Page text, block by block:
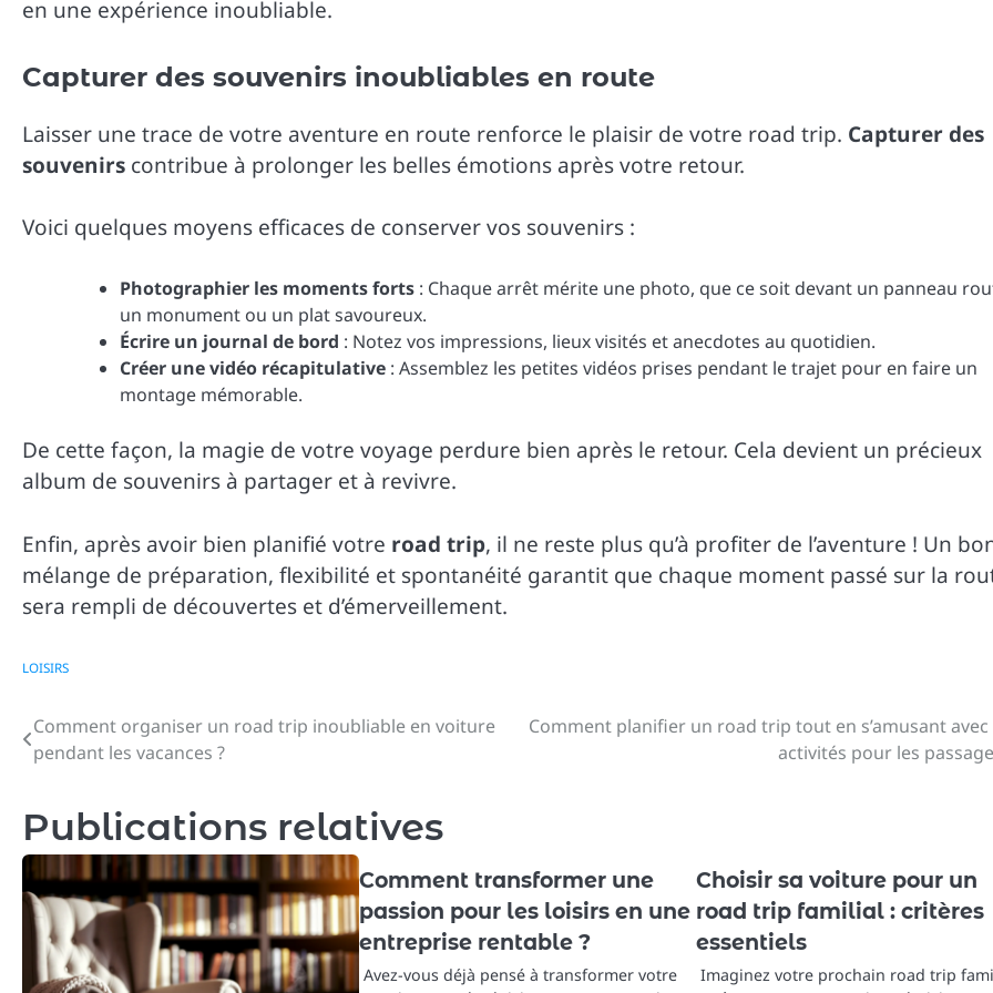
en une expérience inoubliable.
Capturer des souvenirs inoubliables en route
Laisser une trace de votre aventure en route renforce le plaisir de votre road trip. Capturer des
souvenirs contribue à prolonger les belles émotions après votre retour.
Voici quelques moyens efficaces de conserver vos souvenirs :
Photographier les moments forts : Chaque arrêt mérite une photo, que ce soit devant un panneau
un monument ou un plat savoureux.
Écrire un journal de bord : Notez vos impressions, lieux visités et anecdotes au quotidien.
Créer une vidéo récapitulative : Assemblez les petites vidéos prises pendant le trajet pour en faire un
montage mémorable.
De cette façon, la magie de votre voyage perdure bien après le retour. Cela devient un précieux
album de souvenirs à partager et à revivre.
Enfin, après avoir bien planifié votre road trip, il ne reste plus qu’à profiter de l’aventure ! Un
mélange de préparation, flexibilité et spontanéité garantit que chaque moment passé sur la
sera rempli de découvertes et d’émerveillement.
LOISIRS
Navigation
de
l’article
Comment organiser un road trip inoubliable en voiture
pendant les vacances ?
Comment planifier un road trip tout en s’amusant avec
activités pour les
Publications relatives
Comment transformer une
passion pour les loisirs en une
entreprise rentable ?
Avez-vous déjà pensé à transformer votre
Choisir sa voiture pour un
road trip familial : critères
essentiels
Imaginez votre prochain road trip